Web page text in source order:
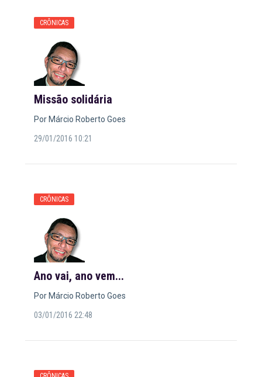
CRÔNICAS
Missão solidária
Por Márcio Roberto Goes
29/01/2016 10:21
CRÔNICAS
Ano vai, ano vem...
Por Márcio Roberto Goes
03/01/2016 22:48